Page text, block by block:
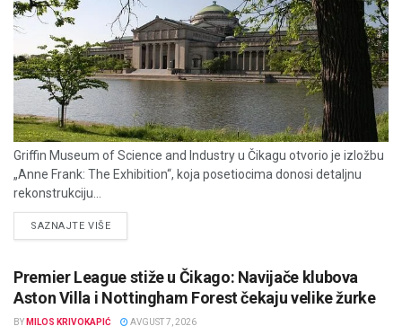
Griffin Museum of Science and Industry u Čikagu otvorio je izložbu
„Anne Frank: The Exhibition“, koja posetiocima donosi detaljnu
rekonstrukciju...
SAZNAJTE VIŠEDETAILS
Premier League stiže u Čikago: Navijače klubova
Aston Villa i Nottingham Forest čekaju velike žurke
BY MILOS KRIVOKAPIĆ AVGUST 7, 2026